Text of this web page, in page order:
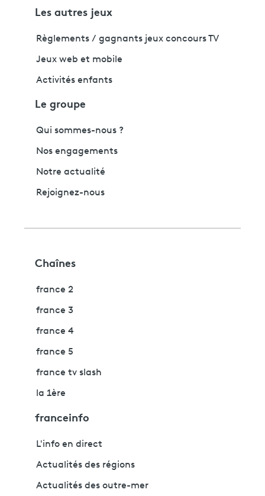
Les autres jeux
Règlements / gagnants jeux concours TV
Jeux web et mobile
Activités enfants
Le groupe
Qui sommes-nous ?
Nos engagements
Notre actualité
Rejoignez-nous
Chaînes
france 2
france 3
france 4
france 5
france tv slash
la 1ère
franceinfo
L'info en direct
Actualités des régions
Actualités des outre-mer